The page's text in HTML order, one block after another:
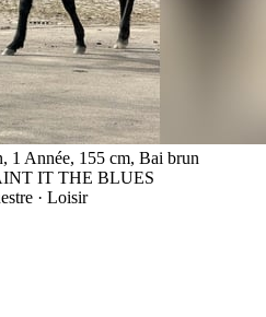
1 Année, 155 cm, Bai brun
IT THE BLUES
· Loisir